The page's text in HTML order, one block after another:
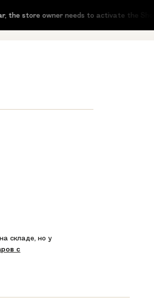
store owner needs to activate the Shop-
складе, но у
с